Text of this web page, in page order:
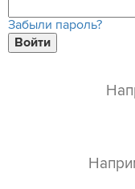
Забыли пароль?
Войти